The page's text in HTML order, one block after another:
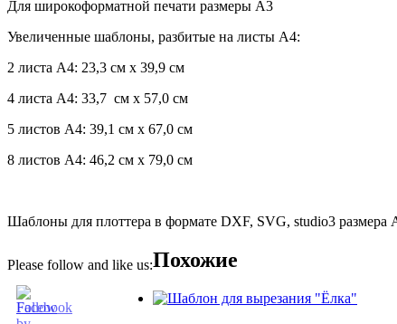
Для широкоформатной печати размеры А3
Увеличенные шаблоны, разбитые на листы А4:
2 листа А4: 23,3 см х 39,9 см
4 листа А4: 33,7 см х 57,0 см
5 листов А4: 39,1 см х 67,0 см
8 листов А4: 46,2 см х 79,0 см
Шаблоны для плоттера в формате DXF, SVG, studio3 размера
Please follow and like us:Похожие